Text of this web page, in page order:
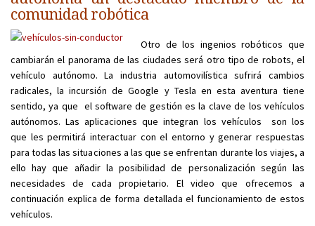
comunidad robótica
Otro de los ingenios robóticos que
cambiarán el panorama de las ciudades será otro tipo de robots, el
vehículo autónomo. La industria automovilística sufrirá cambios
radicales, la incursión de Google y Tesla en esta aventura tiene
sentido, ya que el software de gestión es la clave de los vehículos
autónomos. Las aplicaciones que integran los vehículos son los
que les permitirá interactuar con el entorno y generar respuestas
para todas las situaciones a las que se enfrentan durante los viajes, a
ello hay que añadir la posibilidad de personalización según las
necesidades de cada propietario. El video que ofrecemos a
continuación explica de forma detallada el funcionamiento de estos
vehículos.